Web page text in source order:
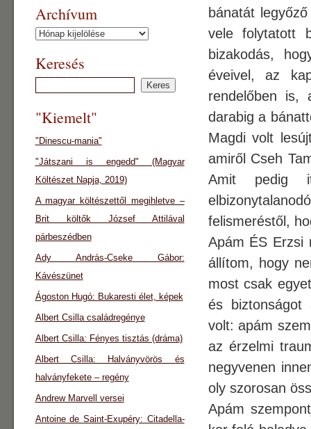
bánatát
vele folytatott
bizakodás,
éveivel, az
rendelőben is,
darabig a
Magdi volt
amiről Cseh
Amit pedig
felismeréstől,
Apám ÉS Erzsi
állítom, hogy
most csak
és biztonságot
volt: apám
az érzelmi
negyvenen
oly szorosan
Apám
Archívum
Archívum
Keresés
"Kiemelt"
"Dinescu-mania"
"Játszani is engedd" (Magyar
Költészet Napja, 2019)
A magyar költészettől megihletve –
Brit költők József Attilával
párbeszédben
Ady András-Cseke Gábor:
Kávészünet
Ágoston Hugó: Bukaresti élet, képek
Albert Csilla családregénye
Albert Csilla: Fényes tisztás (dráma)
Albert Csilla: Halványvörös és
halványfekete – regény
Andrew Marvell versei
Antoine de Saint-Exupéry: Citadella-